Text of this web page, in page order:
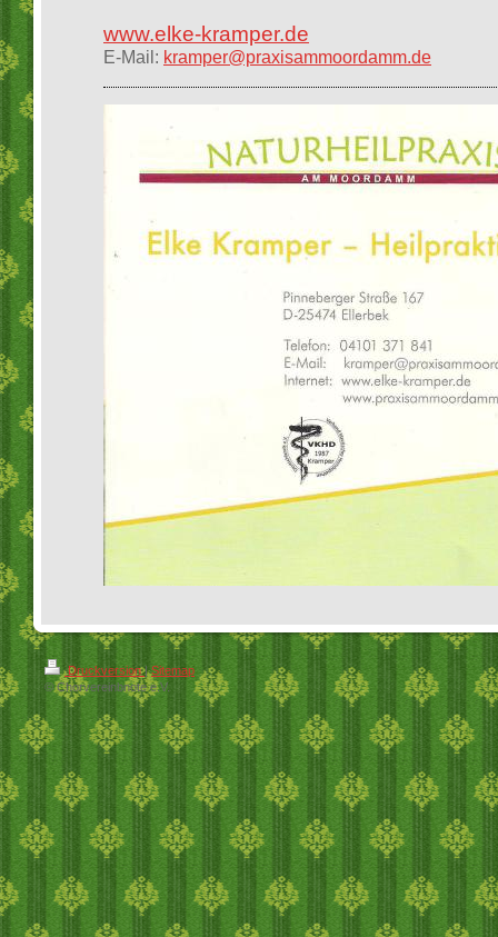
www.elke-kramper.de
E-Mail: kramper@praxisammoordamm.de
Druckversion| Sitemap
© Chorvereinbnote e.V.